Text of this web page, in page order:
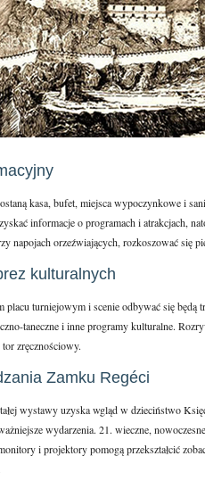
kasa, bufet, miejsca wypoczynkowe i
informacje o programach i atrakcjach,
napojach orzeźwiających, rozkoszować się
kulturalnych
turniejowym i scenie odbywać się będą
taneczne i inne programy kulturalne.
zręcznościowy.
Zamku Regéci
wystawy uzyska wgląd w dzieciństwo
wydarzenia. 21. wieczne,
i projektory pomogą przekształcić